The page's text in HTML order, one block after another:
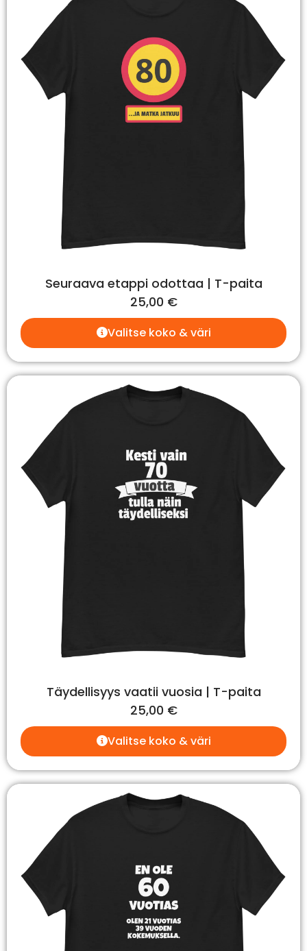
Seuraava etappi odottaa | T-paita
25,00 €
Valitse koko & väri
Täydellisyys vaatii vuosia | T-paita
25,00 €
Valitse koko & väri